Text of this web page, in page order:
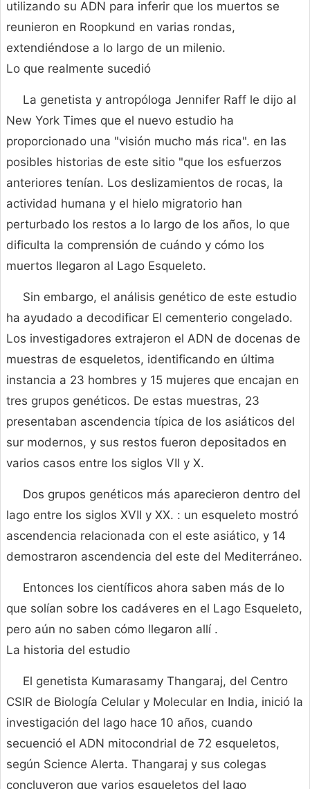
utilizando su ADN para inferir que los muertos se
reunieron en Roopkund en varias rondas,
extendiéndose a lo largo de un milenio.
Lo que realmente sucedió
La genetista y antropóloga Jennifer Raff le dijo al
New York Times que el nuevo estudio ha
proporcionado una "visión mucho más rica". en las
posibles historias de este sitio "que los esfuerzos
anteriores tenían. Los deslizamientos de rocas, la
actividad humana y el hielo migratorio han
perturbado los restos a lo largo de los años, lo que
dificulta la comprensión de cuándo y cómo los
muertos llegaron al Lago Esqueleto.
Sin embargo, el análisis genético de este estudio
ha ayudado a decodificar El cementerio congelado.
Los investigadores extrajeron el ADN de docenas de
muestras de esqueletos, identificando en última
instancia a 23 hombres y 15 mujeres que encajan en
tres grupos genéticos. De estas muestras, 23
presentaban ascendencia típica de los asiáticos del
sur modernos, y sus restos fueron depositados en
varios casos entre los siglos VII y X.
Dos grupos genéticos más aparecieron dentro del
lago entre los siglos XVII y XX. : un esqueleto mostró
ascendencia relacionada con el este asiático, y 14
demostraron ascendencia del este del Mediterráneo.
Entonces los científicos ahora saben más de lo
que solían sobre los cadáveres en el Lago Esqueleto,
pero aún no saben cómo llegaron allí .
La historia del estudio
El genetista Kumarasamy Thangaraj, del Centro
CSIR de Biología Celular y Molecular en India, inició la
investigación del lago hace 10 años, cuando
secuenció el ADN mitocondrial de 72 esqueletos,
según Science Alerta. Thangaraj y sus colegas
concluyeron que varios esqueletos del lago